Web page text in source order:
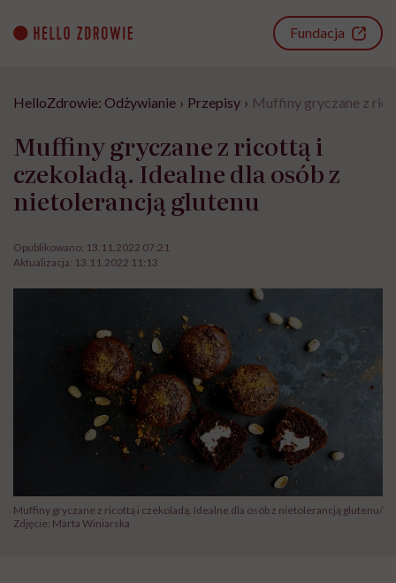
content
Fundacja
HelloZdrowie: Odżywianie › Przepisy › Muffiny gryczane z
Muffiny gryczane z ricottą i
czekoladą. Idealne dla osób z
nietolerancją glutenu
Opublikowano: 13.11.2022 07:21
Aktualizacja: 13.11.2022 11:13
Muffiny gryczane z ricottą i czekoladą. Idealne dla osób z nietolerancją glutenu/
Zdjęcie: Marta Winiarska